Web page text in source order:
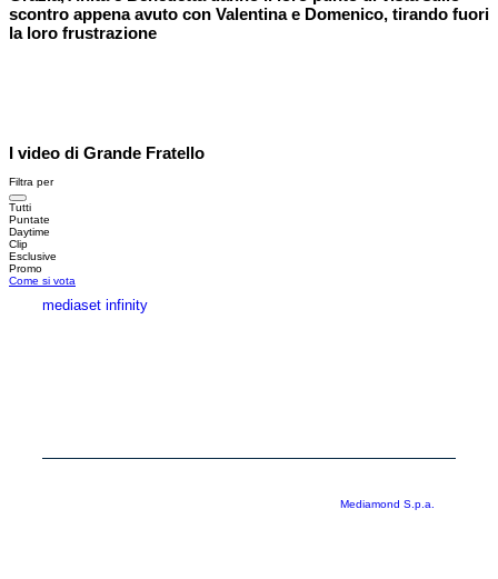
scontro appena avuto con Valentina e Domenico, tirando fuori
la loro frustrazione
I video di Grande Fratello
Filtra per
Tutti
Puntate
Daytime
Clip
Esclusive
Promo
Come si vota
mediaset infinity
Mediamond S.p.a.